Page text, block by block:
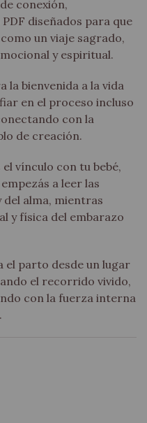
conexión,
diseñados para que
un viaje sagrado,
y espiritual.
la bienvenida a la vida
en el proceso incluso
con la
de creación.
vínculo con tu bebé,
a leer las
del alma, mientras
y física del embarazo
el parto desde un lugar
el recorrido vivido,
con la fuerza interna